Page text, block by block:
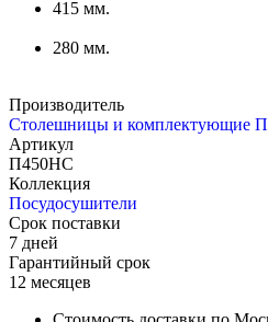
415 мм.
280 мм.
Производитель
Столешницы и комплектующие
Артикул
П450НС
Коллекция
Посудосушители
Срок поставки
7 дней
Гарантийный срок
12 месяцев